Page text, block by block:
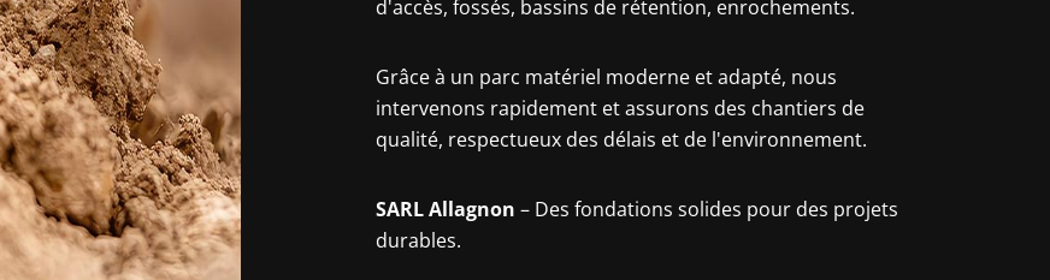
d'accès, fossés, bassins de rétention, enrochements.
Grâce à un parc matériel moderne et adapté, nous
intervenons rapidement et assurons des chantiers de
qualité, respectueux des délais et de l'environnement.
SARL Allagnon – Des fondations solides pour des projets
durables.